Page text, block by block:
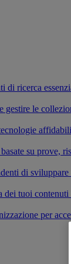
di ricerca
gestire le
su prove,
di sviluppare
dei tuoi
per